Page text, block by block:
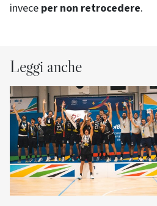
invece per non retrocedere.
Leggi anche